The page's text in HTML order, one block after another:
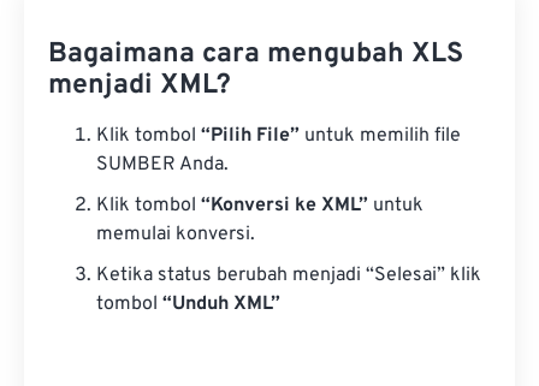
Bagaimana cara mengubah XLS
menjadi XML?
Klik tombol “Pilih File” untuk memilih file
SUMBER Anda.
Klik tombol “Konversi ke XML” untuk
memulai konversi.
Ketika status berubah menjadi “Selesai” klik
tombol “Unduh XML”